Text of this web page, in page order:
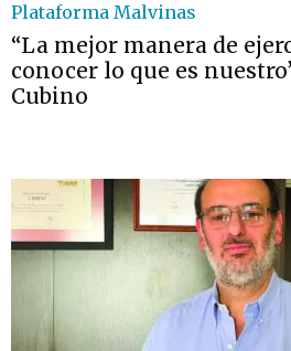
Plataforma Malvinas
“La mejor manera de
conocer lo que es
Cubino